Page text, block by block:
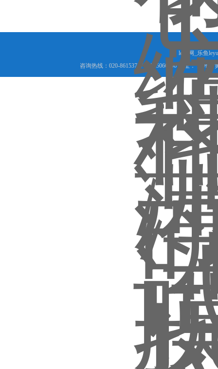
leyu网_乐鱼
咨询热线：020-86153717 18825066456 地址： 广州